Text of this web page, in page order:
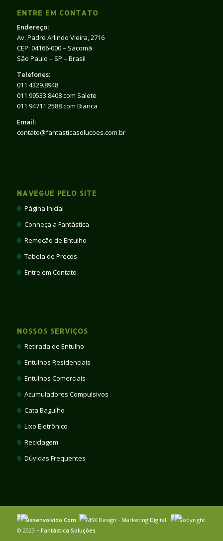
ENTRE EM CONTATO
Endereço:
Av. Padre Arlindo Vieira, 2716
CEP: 04166-000 – Sacomã
São Paulo – SP – Brasil
Telefones:
011 4329.8948
011 99533.8408 com Salete
011 94711.2588 com Bianca
Email:
contato@fantasticasolucoes.com.br
NAVEGUE PELO SITE
Página Inicial
Conheça a Fantástica
Remoção de Entulho
Tabela de Preços
Entre em Contato
NOSSOS SERVIÇOS
Retirada de Entulho
Entulhos Residenciais
Entulhos Comerciais
Acumuladores Compulsivos
Cata Bagulho
Lixo Eletrônico
Reciclagem
Dúvidas Frequentes
Desenvolvido Com MSX Design - Marketing Digital
Copyright
© 2023 ~ Fantástica Soluções